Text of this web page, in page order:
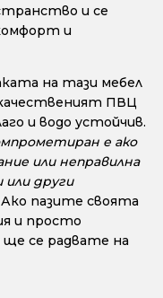
и се
и
на тази мебел
качественият ПВЦ
и водо устойчив.
е ако
или неправилна
или други
Ако пазите своята
и просто
се радвате на